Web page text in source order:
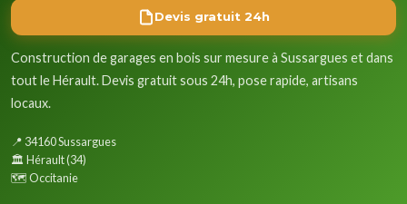
Devis gratuit 24h
Construction de garages en bois sur mesure à Sussargues et dans
tout le Hérault. Devis gratuit sous 24h, pose rapide, artisans
locaux.
📍 34160 Sussargues
🏛️ Hérault (34)
🗺️ Occitanie